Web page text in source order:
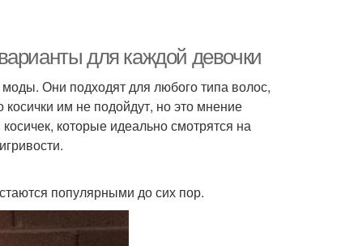
с укладкой Быстрые прически
для каждой девочки
моды. Они подходят для любого типа волос,
им не подойдут, но это мнение
которые идеально смотрятся на
популярными до сих пор.